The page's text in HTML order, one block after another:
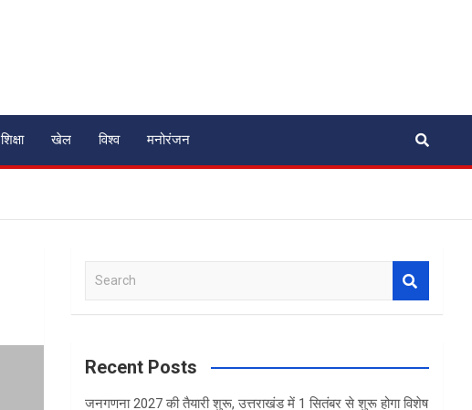
शिक्षा खेल विश्व मनोरंजन
a
c
Recent Posts
जनगणना 2027 की तैयारी शुरू, उत्तराखंड में 1 सितंबर से शुरू होगा विशेष